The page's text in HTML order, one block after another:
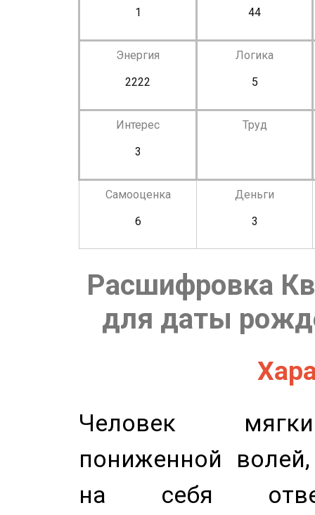
1
44
Энергия
2222
Логика
5
Интерес
3
Труд
Самооценка
6
Деньги
3
Расшифровка
для даты
Человек
пониженной
на себя